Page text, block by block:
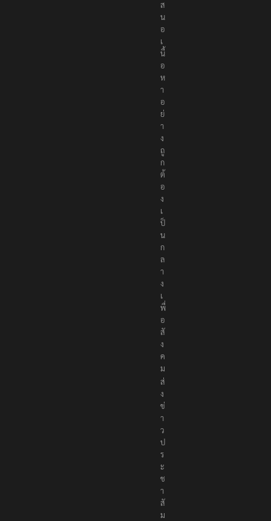
ส
น
อ
เ
นื้
อ
ห
า
อ
ย่
า
ง
ถู
ก
ต้
อ
ง
เ
ป็
น
ก
ล
า
ง
เ
พื่
อ
สั
ง
ค
ม
ส่
ง
ข่
า
ว
ป
ร
ะ
ช
า
สั
ม